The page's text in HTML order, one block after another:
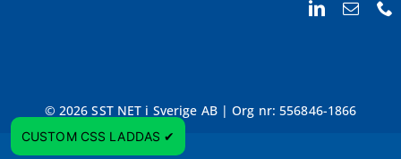
© 2026 SST NET i Sverige AB | Org nr: 556846-1866
Trustpilot